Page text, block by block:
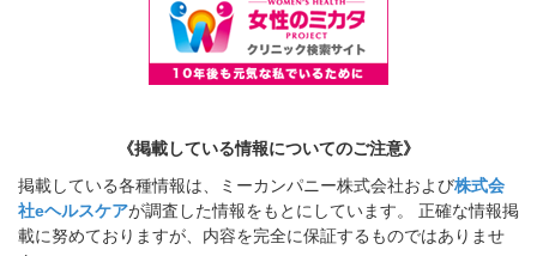
《掲載している情報についてのご注意》
掲載している各種情報は、ミーカンパニー株式会社および株式会
社eヘルスケアが調査した情報をもとにしています。 正確な情報掲
載に努めておりますが、内容を完全に保証するものではありませ